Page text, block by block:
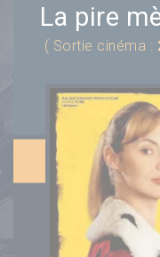
La pire
( Sortie cinéma :